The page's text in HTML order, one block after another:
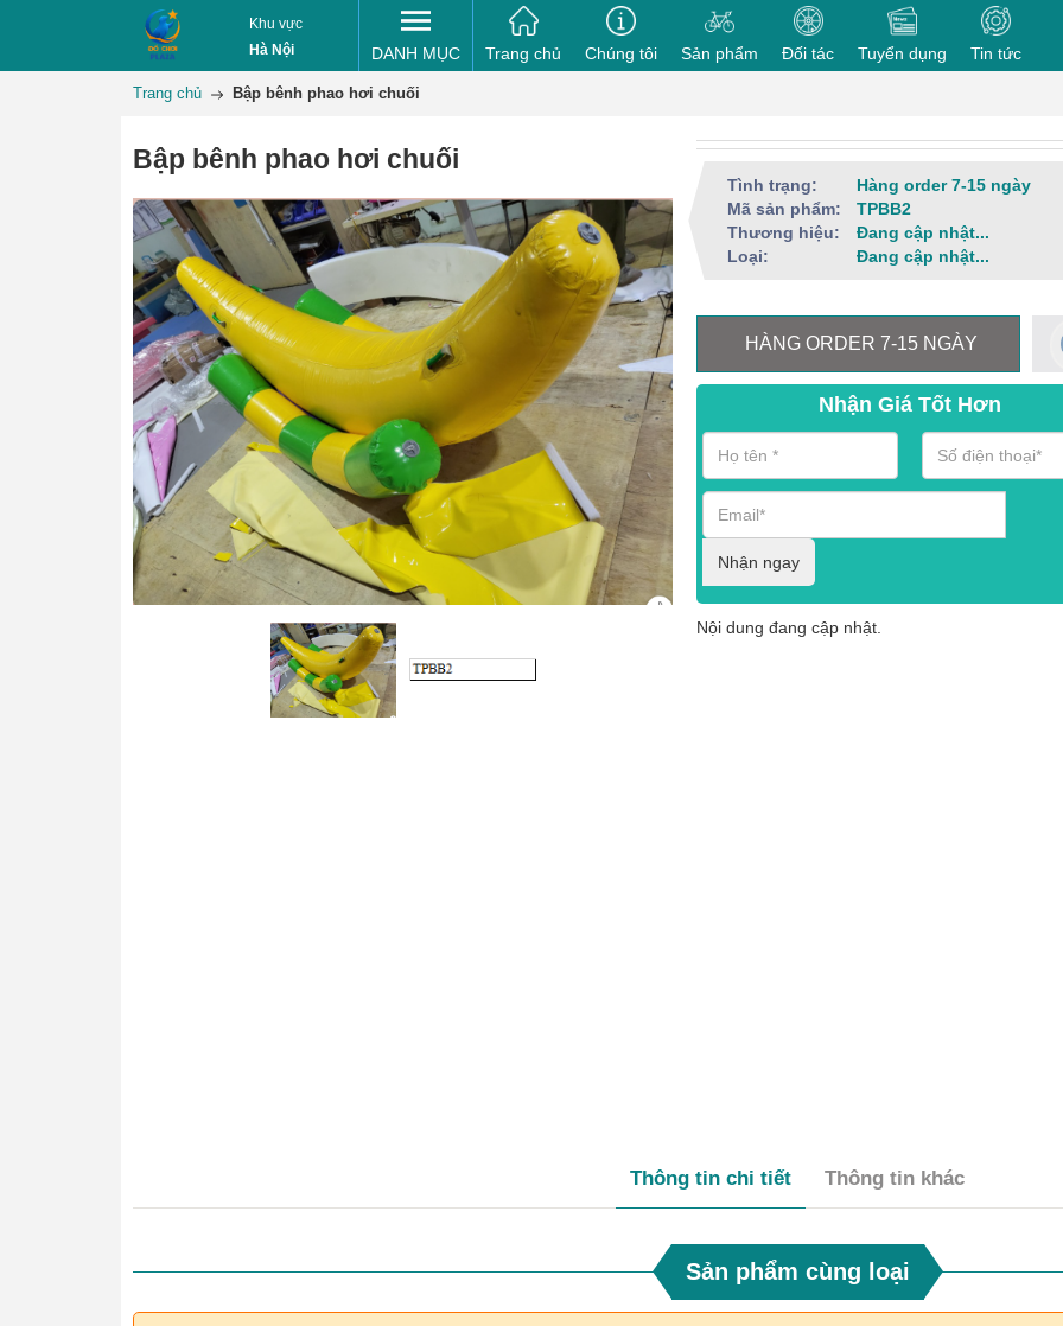
Khu vực
Hà Nội
DANH MỤC Trang chủ Chúng tôi Sản phẩm Đối tác Tuyển dụng Tin tức
Trang chủ Bập bênh phao hơi chuối
Bập bênh phao hơi chuối
Tình trạng:
Hàng order 7-15 ngày
Mã sản phẩm:
TPBB2
Thương hiệu:
Đang cập nhật...
Loại:
Đang cập nhật...
HÀNG ORDER 7-15 NGÀY
Nhận Giá Tốt Hơn
Nhận ngay
Nội dung đang cập nhật.
Thông tin chi tiết Thông tin khác
Sản phẩm cùng loại